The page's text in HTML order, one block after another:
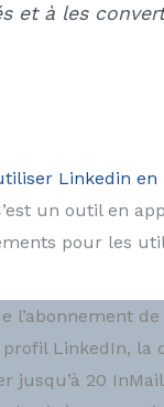
et à les
Linkedin en
un outil en
pour les
l’abonnement
LinkedIn, la
jusqu’à 20